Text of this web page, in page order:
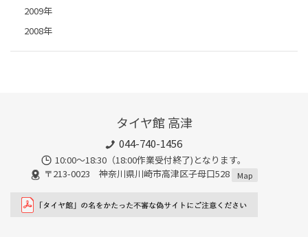
2009年
2008年
タイヤ館 高津
044-740-1456
10:00～18:30（18:00作業受付終了)となります。
〒213-0023 神奈川県川崎市高津区子母口528
Map